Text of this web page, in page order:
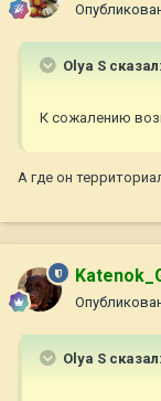
Olya S сказал:
К сожалению
А где он
Olya S сказал: